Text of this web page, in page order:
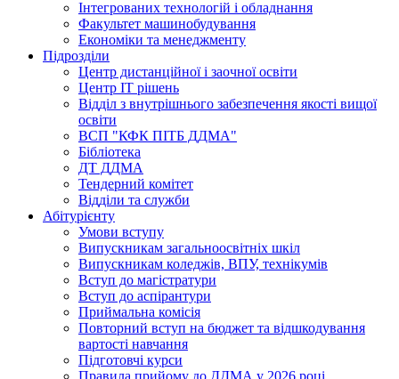
Інтегрованих технологій і обладнання
Факультет машинобудування
Економіки та менеджменту
Підрозділи
Центр дистанційної і заочної освіти
Центр ІТ рішень
Відділ з внутрішнього забезпечення якості вищої
освіти
ВСП "КФК ПІТБ ДДМА"
Бібліотека
ДТ ДДМА
Тендерний комітет
Відділи та служби
Абітурієнту
Умови вступу
Випускникам загальноосвітніх шкіл
Випускникам коледжів, ВПУ, технікумів
Вступ до магістратури
Вступ до аспірантури
Приймальна комісія
Повторний вступ на бюджет та відшкодування
вартості навчання
Підготовчі курси
Правила прийому до ДДМА у 2026 році